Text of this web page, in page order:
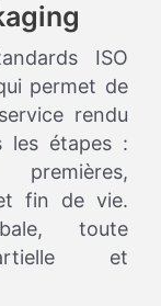
ISO
permet de
rendu
les étapes :
fin de vie.
toute
et